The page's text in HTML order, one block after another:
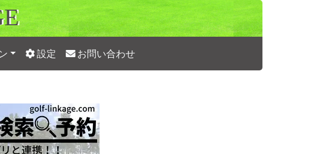
設定 お問い合わせ